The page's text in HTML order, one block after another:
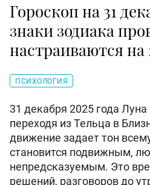
Гороскоп на 31
знаки зодиака
настраиваются на
ПСИХОЛОГИЯ
31 декабря 2025 года
переходя из Тельца в
движение задает тон
становится подвижным,
непредсказуемым. Это
решений, разговоров до